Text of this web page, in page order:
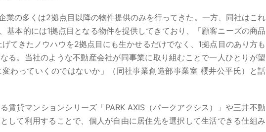
業の多くは2拠点目以降の物件提供のみを行ってきた。一方、同社はこれ
基本的には1拠点目となる物件を提供してきており、「顧客ニーズの商品
てきたノウハウを2拠点目にも生かせるだけでなく、1拠点目のあり方も
る。当社のような不動産会社が同事業に取り組むことで一人ひとりが望
わっていくのではないか」（同社事業創造部事業室 櫻井公平氏）と話
賃貸マンションシリーズ「PARK AXIS（パークアクシス）」や三井不動
して利用することで、個人が自由に居住先を選択して生活できる仕組み